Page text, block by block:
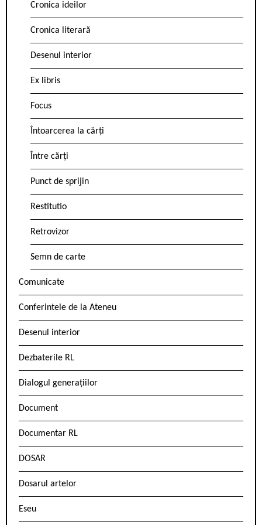
Cronica ideilor
Cronica literară
Desenul interior
Ex libris
Focus
Întoarcerea la cărți
Între cărți
Punct de sprijin
Restitutio
Retrovizor
Semn de carte
Comunicate
Conferintele de la Ateneu
Desenul interior
Dezbaterile RL
Dialogul generațiilor
Document
Documentar RL
DOSAR
Dosarul artelor
Eseu